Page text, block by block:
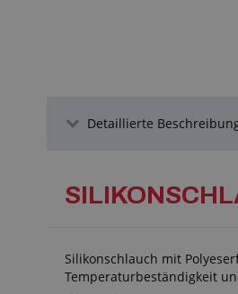
Detaillierte
Silikonschlauch mit
Temperaturbeständigkeit